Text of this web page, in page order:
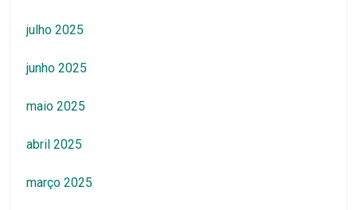
julho 2025
junho 2025
maio 2025
abril 2025
março 2025